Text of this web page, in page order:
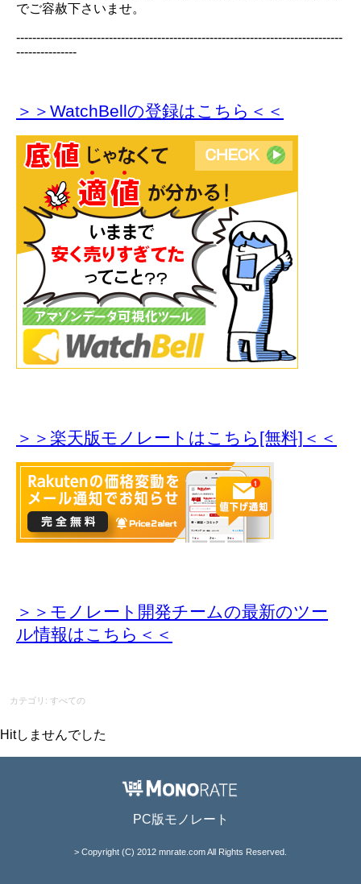
でご容赦下さいませ。
---------------------------------------------------------------------------------
---------------
＞＞WatchBellの登録はこちら＜＜
＞＞楽天版モノレートはこちら[無料]＜＜
＞＞モノレート開発チームの最新のツー
ル情報はこちら＜＜
カテゴリ: すべての
Hitしませんでした
PC版モノレート
> Copyright (C) 2012 mnrate.com All Rights Reserved.